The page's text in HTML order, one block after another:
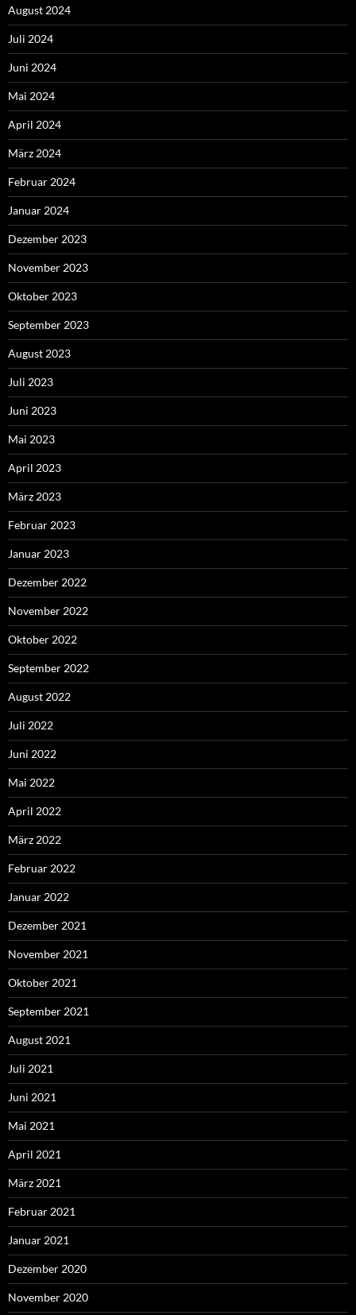
August 2024
Juli 2024
Juni 2024
Mai 2024
April 2024
März 2024
Februar 2024
Januar 2024
Dezember 2023
November 2023
Oktober 2023
September 2023
August 2023
Juli 2023
Juni 2023
Mai 2023
April 2023
März 2023
Februar 2023
Januar 2023
Dezember 2022
November 2022
Oktober 2022
September 2022
August 2022
Juli 2022
Juni 2022
Mai 2022
April 2022
März 2022
Februar 2022
Januar 2022
Dezember 2021
November 2021
Oktober 2021
September 2021
August 2021
Juli 2021
Juni 2021
Mai 2021
April 2021
März 2021
Februar 2021
Januar 2021
Dezember 2020
November 2020